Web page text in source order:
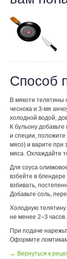
Способ
В мякоти телятины
чеснока и 3-мя
холодной водой,
К бульону
и специи, положите
мясо) и варите при
мяса. Охлаждайте
Для соуса
взбейте в
взбивать,
Добавьте соль,
Холодную
не менее 2–3 часов.
При подаче
Оформите
← Вернуться к